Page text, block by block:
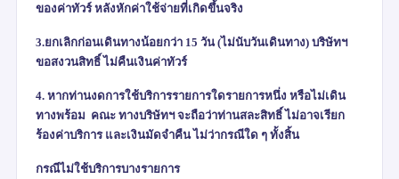
ของค่าทัวร์ หลังหักค่าใช้จ่ายที่เกิดขึ้นจริง
3.ยกเลิกก่อนเดินทางน้อยกว่า 15 วัน(ไม่นับวันเดินทาง) บริษัทฯ
ขอสงวนสิทธิ์ ไม่คืนเงินค่าทัวร์
4. หากท่านงดการใช้บริการรายการใดรายการหนึ่ง หรือไม่เดิน
ทางพร้อม คณะ ทางบริษัทฯ จะถือว่าท่านสละสิทธิ์ ไม่อาจเรียก
ร้องค่าบริการ และเงินมัดจำคืน ไม่ว่ากรณีใด ๆ ทั้งสิ้น
กรณีไม่ใช้บริการบางรายการ